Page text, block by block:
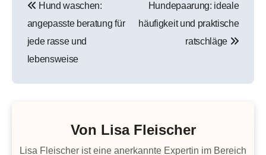
Hund waschen:
angepasste beratung für
jede rasse und
lebensweise
Hundepaarung: ideale
häufigkeit und praktische
ratschläge
Von Lisa Fleischer
Lisa Fleischer ist eine anerkannte Expertin im Bereich